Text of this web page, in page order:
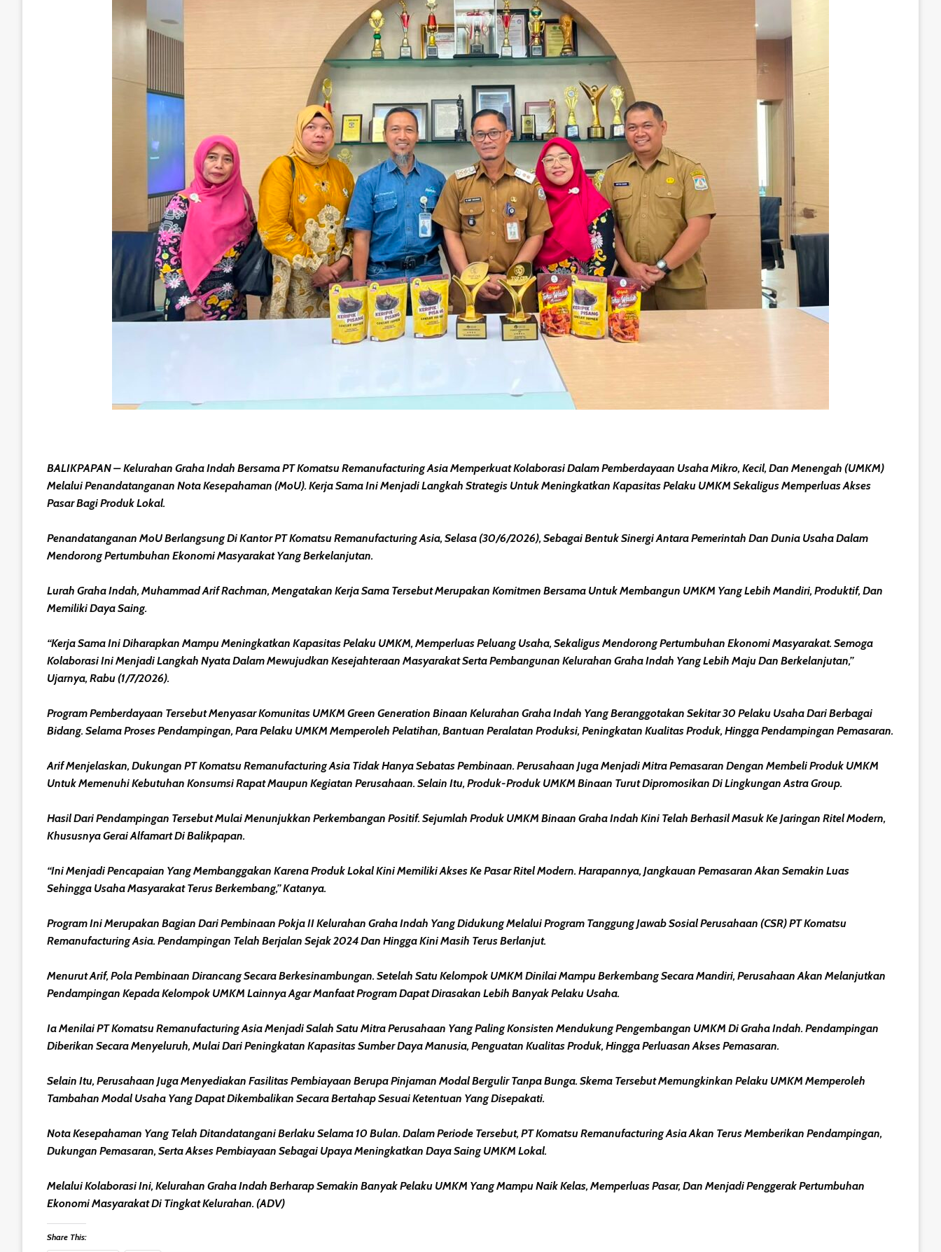
BALIKPAPAN – Kelurahan Graha Indah Bersama PT Komatsu Remanufacturing Asia Memperkuat Kolaborasi Dalam Pemberdayaan Usaha Mikro, Kecil, Dan Menengah (UMKM)
Melalui Penandatanganan Nota Kesepahaman (MoU). Kerja Sama Ini Menjadi Langkah Strategis Untuk Meningkatkan Kapasitas Pelaku UMKM Sekaligus Memperluas Akses
Pasar Bagi Produk Lokal.
Penandatanganan MoU Berlangsung Di Kantor PT Komatsu Remanufacturing Asia, Selasa (30/6/2026), Sebagai Bentuk Sinergi Antara Pemerintah Dan Dunia Usaha Dalam
Mendorong Pertumbuhan Ekonomi Masyarakat Yang Berkelanjutan.
Lurah Graha Indah, Muhammad Arif Rachman, Mengatakan Kerja Sama Tersebut Merupakan Komitmen Bersama Untuk Membangun UMKM Yang Lebih Mandiri, Produktif, Dan
Memiliki Daya Saing.
“Kerja Sama Ini Diharapkan Mampu Meningkatkan Kapasitas Pelaku UMKM, Memperluas Peluang Usaha, Sekaligus Mendorong Pertumbuhan Ekonomi Masyarakat. Semoga
Kolaborasi Ini Menjadi Langkah Nyata Dalam Mewujudkan Kesejahteraan Masyarakat Serta Pembangunan Kelurahan Graha Indah Yang Lebih Maju Dan Berkelanjutan,”
Ujarnya, Rabu (1/7/2026).
Program Pemberdayaan Tersebut Menyasar Komunitas UMKM Green Generation Binaan Kelurahan Graha Indah Yang Beranggotakan Sekitar 30 Pelaku Usaha Dari Berbagai
Bidang. Selama Proses Pendampingan, Para Pelaku UMKM Memperoleh Pelatihan, Bantuan Peralatan Produksi, Peningkatan Kualitas Produk, Hingga Pendampingan Pemasaran.
Arif Menjelaskan, Dukungan PT Komatsu Remanufacturing Asia Tidak Hanya Sebatas Pembinaan. Perusahaan Juga Menjadi Mitra Pemasaran Dengan Membeli Produk UMKM
Untuk Memenuhi Kebutuhan Konsumsi Rapat Maupun Kegiatan Perusahaan. Selain Itu, Produk-Produk UMKM Binaan Turut Dipromosikan Di Lingkungan Astra Group.
Hasil Dari Pendampingan Tersebut Mulai Menunjukkan Perkembangan Positif. Sejumlah Produk UMKM Binaan Graha Indah Kini Telah Berhasil Masuk Ke Jaringan Ritel Modern,
Khususnya Gerai Alfamart Di Balikpapan.
“Ini Menjadi Pencapaian Yang Membanggakan Karena Produk Lokal Kini Memiliki Akses Ke Pasar Ritel Modern. Harapannya, Jangkauan Pemasaran Akan Semakin Luas
Sehingga Usaha Masyarakat Terus Berkembang,” Katanya.
Program Ini Merupakan Bagian Dari Pembinaan Pokja II Kelurahan Graha Indah Yang Didukung Melalui Program Tanggung Jawab Sosial Perusahaan (CSR) PT Komatsu
Remanufacturing Asia. Pendampingan Telah Berjalan Sejak 2024 Dan Hingga Kini Masih Terus Berlanjut.
Menurut Arif, Pola Pembinaan Dirancang Secara Berkesinambungan. Setelah Satu Kelompok UMKM Dinilai Mampu Berkembang Secara Mandiri, Perusahaan Akan Melanjutkan
Pendampingan Kepada Kelompok UMKM Lainnya Agar Manfaat Program Dapat Dirasakan Lebih Banyak Pelaku Usaha.
Ia Menilai PT Komatsu Remanufacturing Asia Menjadi Salah Satu Mitra Perusahaan Yang Paling Konsisten Mendukung Pengembangan UMKM Di Graha Indah. Pendampingan
Diberikan Secara Menyeluruh, Mulai Dari Peningkatan Kapasitas Sumber Daya Manusia, Penguatan Kualitas Produk, Hingga Perluasan Akses Pemasaran.
Selain Itu, Perusahaan Juga Menyediakan Fasilitas Pembiayaan Berupa Pinjaman Modal Bergulir Tanpa Bunga. Skema Tersebut Memungkinkan Pelaku UMKM Memperoleh
Tambahan Modal Usaha Yang Dapat Dikembalikan Secara Bertahap Sesuai Ketentuan Yang Disepakati.
Nota Kesepahaman Yang Telah Ditandatangani Berlaku Selama 10 Bulan. Dalam Periode Tersebut, PT Komatsu Remanufacturing Asia Akan Terus Memberikan Pendampingan,
Dukungan Pemasaran, Serta Akses Pembiayaan Sebagai Upaya Meningkatkan Daya Saing UMKM Lokal.
Melalui Kolaborasi Ini, Kelurahan Graha Indah Berharap Semakin Banyak Pelaku UMKM Yang Mampu Naik Kelas, Memperluas Pasar, Dan Menjadi Penggerak Pertumbuhan
Ekonomi Masyarakat Di Tingkat Kelurahan. (ADV)
Share This: